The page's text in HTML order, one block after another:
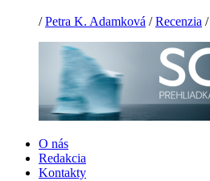
/Petra K. Adamková /Recenzia /
O nás
Redakcia
Kontakty